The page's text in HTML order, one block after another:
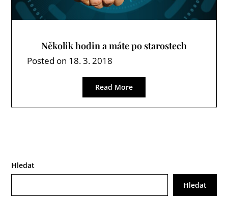
Několik hodin a máte po starostech
Posted on 18. 3. 2018
Read More
Hledat
Hledat